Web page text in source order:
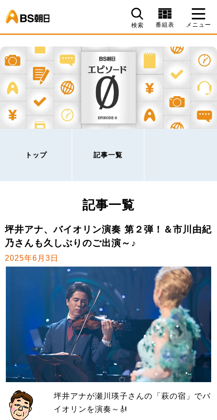
検索 番組表 メニュー
トップ 記事一覧
記事一覧
坪井アナ、バイオリン演奏 第２弾！＆市川由紀
乃さんも久しぶりのご出演～♪
2025年6月3日
坪井アナが瀬川瑛子さんの「萩の宿」でバ
イオリンを演奏～🎻